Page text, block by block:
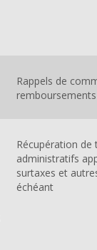
Rappels de
Récupération de
administratifs
surtaxes et
échéant